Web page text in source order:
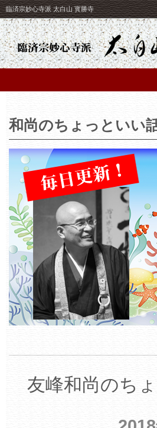
臨済宗妙心寺派 太白山 寳勝寺
和尚のちょっといい
友峰和尚のち